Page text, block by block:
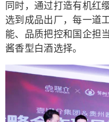
同时，通过打造有机红
选到成品出厂，每一道
能、品质把控和国企担
酱香型白酒选择。